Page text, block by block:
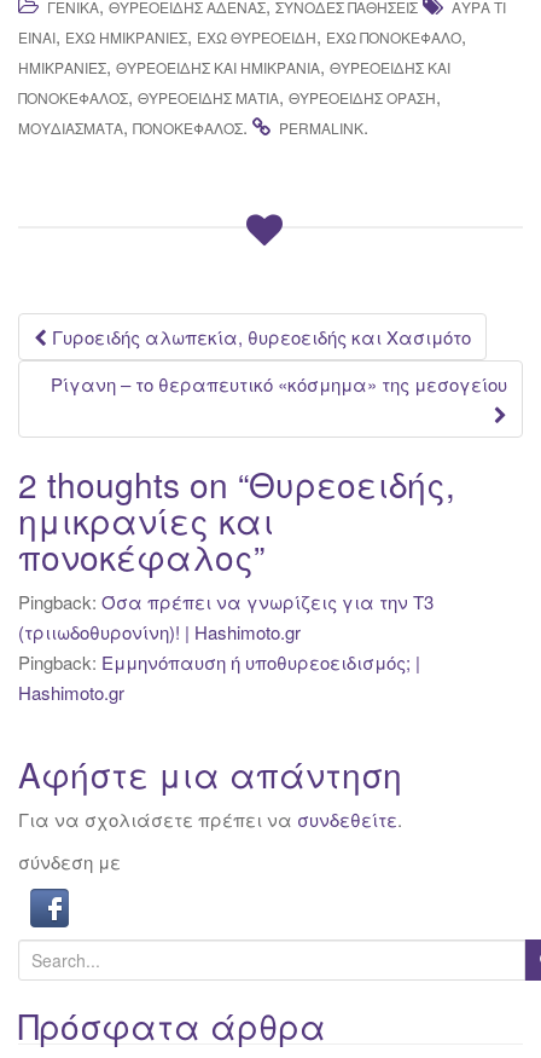
ΓΕΝΙΚΆ, ΘΥΡΕΟΕΙΔΉΣ ΑΔΈΝΑΣ, ΣΥΝΟΔΈΣ ΠΑΘΉΣΕΙΣ
ΑΎΡΑ ΤΙ
ΕΊΝΑΙ, ΈΧΩ ΗΜΙΚΡΑΝΊΕΣ, ΈΧΩ ΘΥΡΕΟΕΙΔΉ, ΈΧΩ ΠΟΝΟΚΈΦΑΛΟ,
ΗΜΙΚΡΑΝΊΕΣ, ΘΥΡΕΟΕΙΔΉΣ ΚΑΙ ΗΜΙΚΡΑΝΊΑ, ΘΥΡΕΟΕΙΔΉΣ ΚΑΙ
ΠΟΝΟΚΈΦΑΛΟΣ, ΘΥΡΕΟΕΙΔΉΣ ΜΆΤΙΑ, ΘΥΡΕΟΕΙΔΉΣ ΌΡΑΣΗ,
ΜΟΥΔΙΆΣΜΑΤΑ, ΠΟΝΟΚΈΦΑΛΟΣ. PERMALINK.
Post
navigation
Γυροειδής αλωπεκία, θυρεοειδής και Χασιμότο
Ρίγανη – το θεραπευτικό «κόσμημα» της μεσογείου
2 thoughts on “Θυρεοειδής,
ημικρανίες και
πονοκέφαλος”
Pingback: Όσα πρέπει να γνωρίζεις για την Τ3
(τριιωδοθυρονίνη)! | Hashimoto.gr
Pingback: Εμμηνόπαυση ή υποθυρεοειδισμός; |
Hashimoto.gr
Αφήστε μια απάντηση
Για να σχολιάσετε πρέπει να συνδεθείτε.
σύνδεση με
e
a
rΠρόσφατα άρθρα